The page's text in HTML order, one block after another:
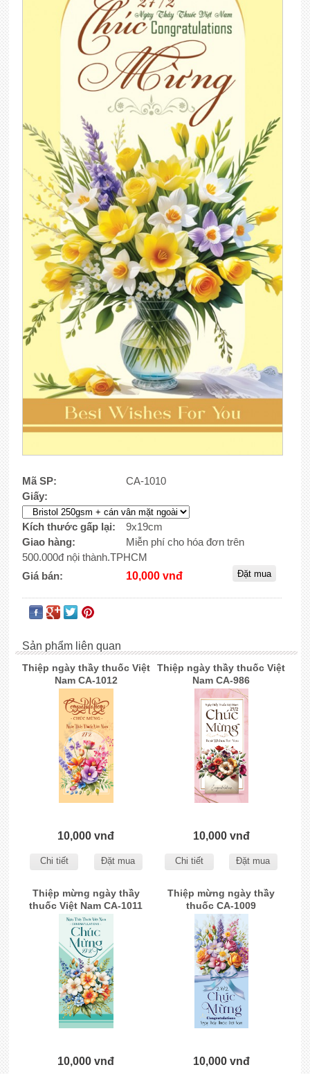
Mã SP:
CA-1010
Giấy:
Kích thước gấp lại:
9x19cm
Giao hàng:
Miễn phí cho hóa đơn trên
500.000đ nội thành.TPHCM
Giá bán:
10,000 vnđ
Sản phẩm liên quan
Thiệp ngày thầy thuốc Việt
Nam CA-1012
10,000 vnđ
Chi tiết Đặt mua
Thiệp ngày thầy thuốc Việt
Nam CA-986
10,000 vnđ
Chi tiết Đặt mua
Thiệp mừng ngày thầy
thuốc Việt Nam CA-1011
10,000 vnđ
Thiệp mừng ngày thầy
thuốc CA-1009
10,000 vnđ